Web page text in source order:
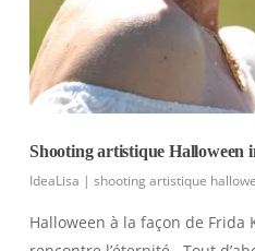
Shooting artistique Halloween
IdeaLisa | shooting artistique
Halloween à la façon de Frida